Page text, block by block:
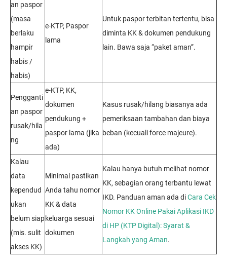
an paspor
(masa
berlaku
hampir
habis /
habis)
e-KTP, Paspor
lama
Untuk paspor terbitan tertentu, bisa
diminta KK & dokumen pendukung
lain. Bawa saja “paket aman”.
Pengganti
an paspor
rusak/hila
ng
e-KTP, KK,
dokumen
pendukung +
paspor lama (jika
ada)
Kasus rusak/hilang biasanya ada
pemeriksaan tambahan dan biaya
beban (kecuali force majeure).
Kalau
data
kependud
ukan
belum siap
(mis. sulit
akses KK)
Minimal pastikan
Anda tahu nomor
KK & data
keluarga sesuai
dokumen
Kalau hanya butuh melihat nomor
KK, sebagian orang terbantu lewat
IKD. Panduan aman ada diCara Cek
Nomor KK Online Pakai Aplikasi IKD
di HP (KTP Digital): Syarat &
Langkah yang Aman.